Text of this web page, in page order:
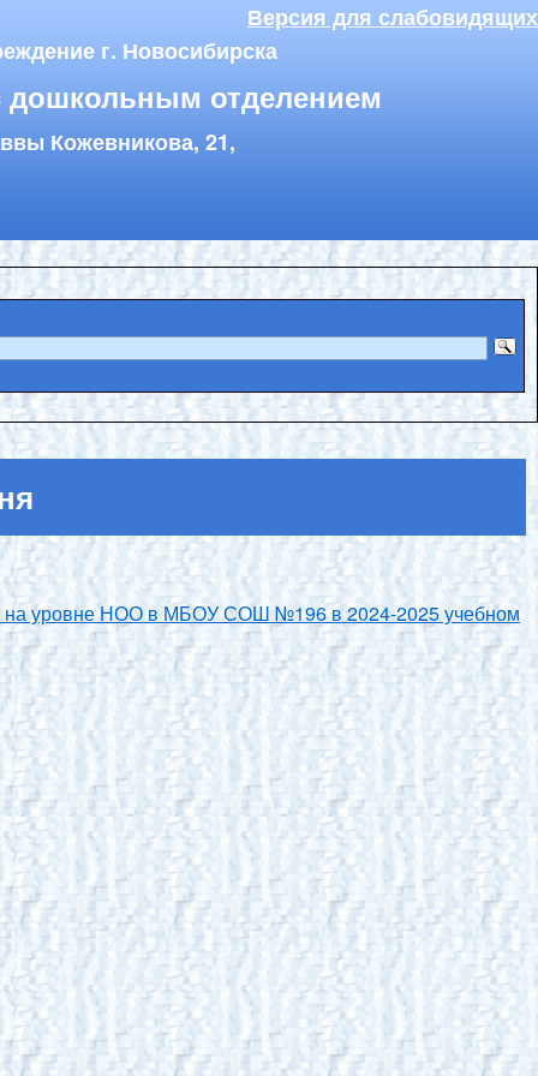
Версия для слабовидящих
г. Новосибирска
дошкольным отделением
Кожевникова, 21,
на уровне НОО в МБОУ СОШ №196 в 2024-2025 учебном